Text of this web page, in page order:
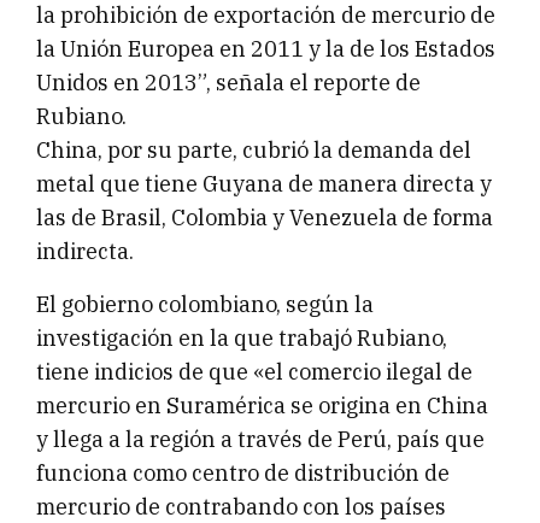
la prohibición de exportación de mercurio de
la Unión Europea en 2011 y la de los Estados
Unidos en 2013”, señala el reporte de
Rubiano.
China, por su parte, cubrió la demanda del
metal que tiene Guyana de manera directa y
las de Brasil, Colombia y Venezuela de forma
indirecta.
El gobierno colombiano, según la
investigación en la que trabajó Rubiano,
tiene indicios de que «el comercio ilegal de
mercurio en Suramérica se origina en China
y llega a la región a través de Perú, país que
funciona como centro de distribución de
mercurio de contrabando con los países